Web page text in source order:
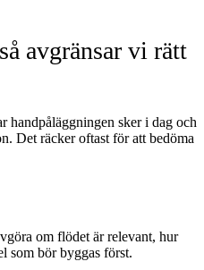
avgränsar vi rätt
handpåläggningen sker i dag och
Det räcker oftast för att bedöma
om flödet är relevant, hur
som bör byggas först.